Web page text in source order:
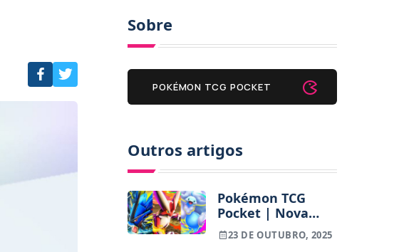
Sobre
POKÉMON TCG POCKET
Outros artigos
Pokémon TCG
Pocket | Nova
expansão “Mega
Rising” chega a 30
23 DE OUTUBRO, 2025